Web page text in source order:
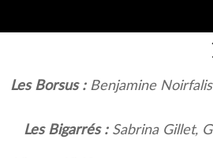
Les Borsus : Benjamine
Les Bigarrés : Sabrina Gillet,